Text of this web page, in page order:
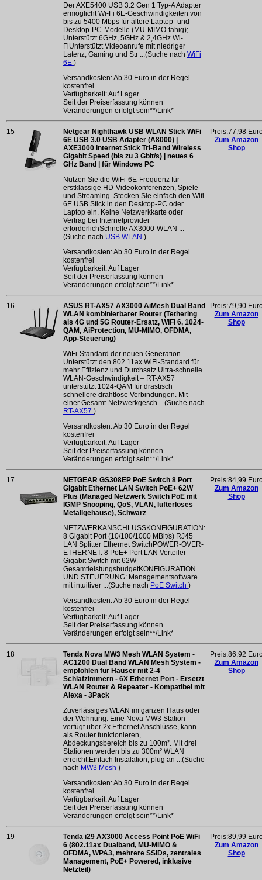
Der AXE5400 USB 3.2 Gen 1 Typ-A Adapter
ermöglicht Wi-Fi 6E-Geschwindigkeiten von
bis zu 5400 Mbps für ältere Laptop- und
Desktop-PC-Modelle (MU-MIMO-fähig);
Unterstützt 6GHz, 5GHz & 2,4GHz Wi-
FiUnterstützt Videoanrufe mit niedriger
Latenz, Gaming und Str ...(Suche nach WiFi
6E )
Versandkosten: Ab 30 Euro in der Regel
kostenfrei
Verfügbarkeit: Auf Lager
Seit der Preiserfassung können
Veränderungen erfolgt sein**/Link*
15
Netgear Nighthawk USB WLAN Stick WiFi
6E USB 3.0 USB Adapter (A8000) |
AXE3000 Internet Stick Tri-Band Wireless
Gigabit Speed (bis zu 3 Gbit/s) | neues 6
GHz Band | für Windows PC
Nutzen Sie die WiFi-6E-Frequenz für
erstklassige HD-Videokonferenzen, Spiele
und Streaming. Stecken Sie einfach den Wifi
6E USB Stick in den Desktop-PC oder
Laptop ein. Keine Netzwerkkarte oder
Vertrag bei Internetprovider
erforderlichSchnelle AX3000-WLAN ...
(Suche nach USB WLAN )
Versandkosten: Ab 30 Euro in der Regel
kostenfrei
Verfügbarkeit: Auf Lager
Seit der Preiserfassung können
Veränderungen erfolgt sein**/Link*
Preis:77,98
Zum Amazon
Shop
16
ASUS RT-AX57 AX3000 AiMesh Dual Band
WLAN kombinierbarer Router (Tethering
als 4G und 5G Router-Ersatz, WiFi 6, 1024-
QAM, AiProtection, MU-MIMO, OFDMA,
App-Steuerung)
WiFi-Standard der neuen Generation –
Unterstützt den 802.11ax WiFi-Standard für
mehr Effizienz und Durchsatz.Ultra-schnelle
WLAN-Geschwindigkeit – RT-AX57
unterstützt 1024-QAM für drastisch
schnellere drahtlose Verbindungen. Mit
einer Gesamt-Netzwerkgesch ...(Suche nach
RT-AX57 )
Versandkosten: Ab 30 Euro in der Regel
kostenfrei
Verfügbarkeit: Auf Lager
Seit der Preiserfassung können
Veränderungen erfolgt sein**/Link*
Preis:79,90
Zum Amazon
Shop
17
NETGEAR GS308EP PoE Switch 8 Port
Gigabit Ethernet LAN Switch PoE+ 62W
Plus (Managed Netzwerk Switch PoE mit
IGMP Snooping, QoS, VLAN, lüfterloses
Metallgehäuse), Schwarz
NETZWERKANSCHLUSSKONFIGURATION:
8 Gigabit Port (10/100/1000 MBit/s) RJ45
LAN Splitter Ethernet SwitchPOWER-OVER-
ETHERNET: 8 PoE+ Port LAN Verteiler
Gigabit Switch mit 62W
GesamtleistungsbudgetKONFIGURATION
UND STEUERUNG: Managementsoftware
mit intuitiver ...(Suche nach PoE Switch )
Versandkosten: Ab 30 Euro in der Regel
kostenfrei
Verfügbarkeit: Auf Lager
Seit der Preiserfassung können
Veränderungen erfolgt sein**/Link*
Preis:84,99
Zum Amazon
Shop
18
Tenda Nova MW3 Mesh WLAN System -
AC1200 Dual Band WLAN Mesh System -
empfohlen für Häuser mit 2-4
Schlafzimmern - 6X Ethernet Port - Ersetzt
WLAN Router & Repeater - Kompatibel mit
Alexa - 3Pack
Zuverlässiges WLAN im ganzen Haus oder
der Wohnung. Eine Nova MW3 Station
verfügt über 2x Ethernet Anschlüsse, kann
als Router funktionieren,
Abdeckungsbereich bis zu 100m². Mit drei
Stationen werden bis zu 300m² WLAN
erreicht.Einfach Instalation, plug an ...(Suche
nach MW3 Mesh )
Versandkosten: Ab 30 Euro in der Regel
kostenfrei
Verfügbarkeit: Auf Lager
Seit der Preiserfassung können
Veränderungen erfolgt sein**/Link*
Preis:86,92
Zum Amazon
Shop
19
Tenda i29 AX3000 Access Point PoE WiFi
6 (802.11ax Dualband, MU-MIMO &
OFDMA, WPA3, mehrere SSIDs, zentrales
Management, PoE+ Powered, inklusive
Netzteil)
Preis:89,99
Zum Amazon
Shop